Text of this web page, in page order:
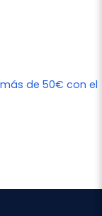
de 50€ con el